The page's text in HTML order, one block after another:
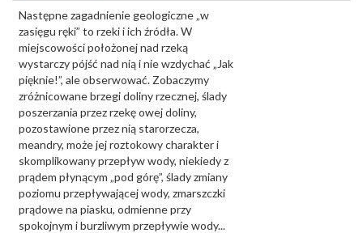
Następne zagadnienie geologiczne „w
zasięgu ręki” to rzeki i ich źródła. W
miejscowości położonej nad rzeką
wystarczy pójść nad nią i nie wzdychać „Jak
pięknie!”, ale obserwować. Zobaczymy
zróżnicowane brzegi doliny rzecznej, ślady
poszerzania przez rzekę owej doliny,
pozostawione przez nią starorzecza,
meandry, może jej roztokowy charakter i
skomplikowany przepływ wody, niekiedy z
prądem płynącym „pod górę”, ślady zmiany
poziomu przepływającej wody, zmarszczki
prądowe na piasku, odmienne przy
spokojnym i burzliwym przepływie wody...